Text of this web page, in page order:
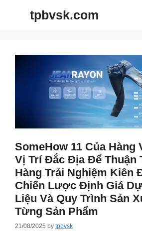
tpbvsk.com
SomeHow 11 Của Hàng
Vị Trí Đắc Địa Để Thuận
Hàng Trải Nghiệm Kiên
Chiến Lược Định Giá
Liệu Và Quy Trình Sản
Từng Sản Phẩm
21/08/2025 by tpbvsk